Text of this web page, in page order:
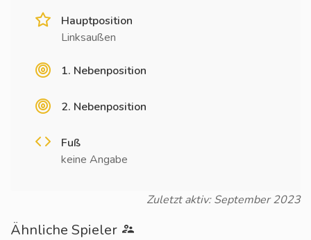
Hauptposition
Linksaußen
1. Nebenposition
2. Nebenposition
Fuß
keine Angabe
Zuletzt aktiv: September 2023
Ähnliche Spieler